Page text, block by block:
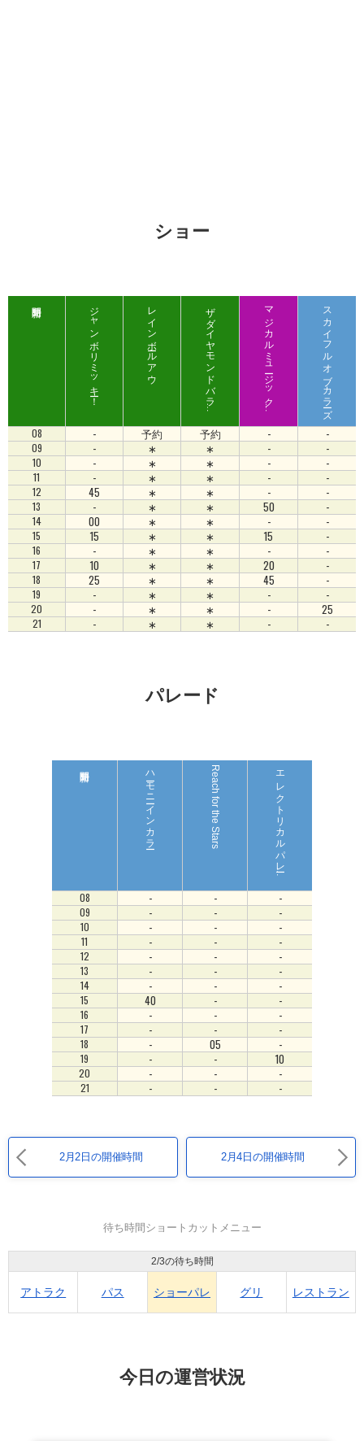
ショー
ジャンボリミッキー！ レインボールアウ ザ
ダ
イ
ヤ
モ
ン
ド
バ
ラ
エ
テ
ィ
マ
ス
タ
ー マ
ジ
カ
ル
ミ
ュ
ージ
ッ
ク
ワ
ール
ド スカイフルオブカラーズ
08 - 予約 予約 - -
09 - ∗ ∗ - -
10 - ∗ ∗ - -
11 - ∗ ∗ - -
12 45 ∗ ∗ - -
13 - ∗ ∗ 50 -
14 00 ∗ ∗ - -
15 15 ∗ ∗ 15 -
16 - ∗ ∗ - -
17 10 ∗ ∗ 20 -
18 25 ∗ ∗ 45 -
19 - ∗ ∗ - -
20 - ∗ ∗ - 25
21 - ∗ ∗ - -
パレード
ハーモニーインカラー Reach for the Stars エ
レ
ク
ト
リ
カ
ル
パ
レ
ード
ド
リ
ーム
ラ
イ
ツ
08 - - -
09 - - -
10 - - -
11 - - -
12 - - -
13 - - -
14 - - -
15 40 - -
16 - - -
17 - - -
18 - 05 -
19 - - 10
20 - - -
21 - - -
2月2日の開催時間 2月4日の開催時間
待ち時間ショートカットメニュー
2/3の待ち時間
アトラク パス ショーパレ グリ レストラン
今日の運営状況